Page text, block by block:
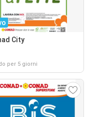
City
per 5 giorni